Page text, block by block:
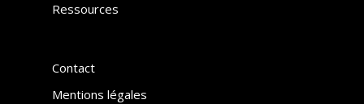
Ressources
Contact
Mentions légales